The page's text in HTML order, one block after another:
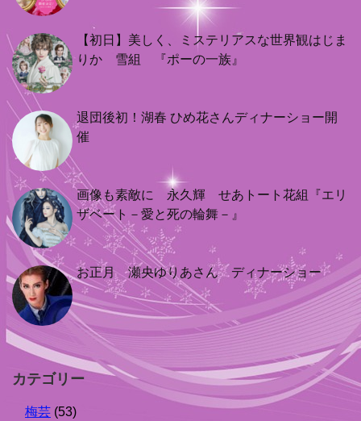
【初日】美しく、ミステリアスな世界観はじま
りか 雪組 『ポーの一族』
退団後初！湖春 ひめ花さんディナーショー開
催
画像も素敵に 永久輝 せあトート花組『エリ
ザベート－愛と死の輪舞－』
お正月 瀬央ゆりあさん ディナーショー
カテゴリー
梅芸 (53)